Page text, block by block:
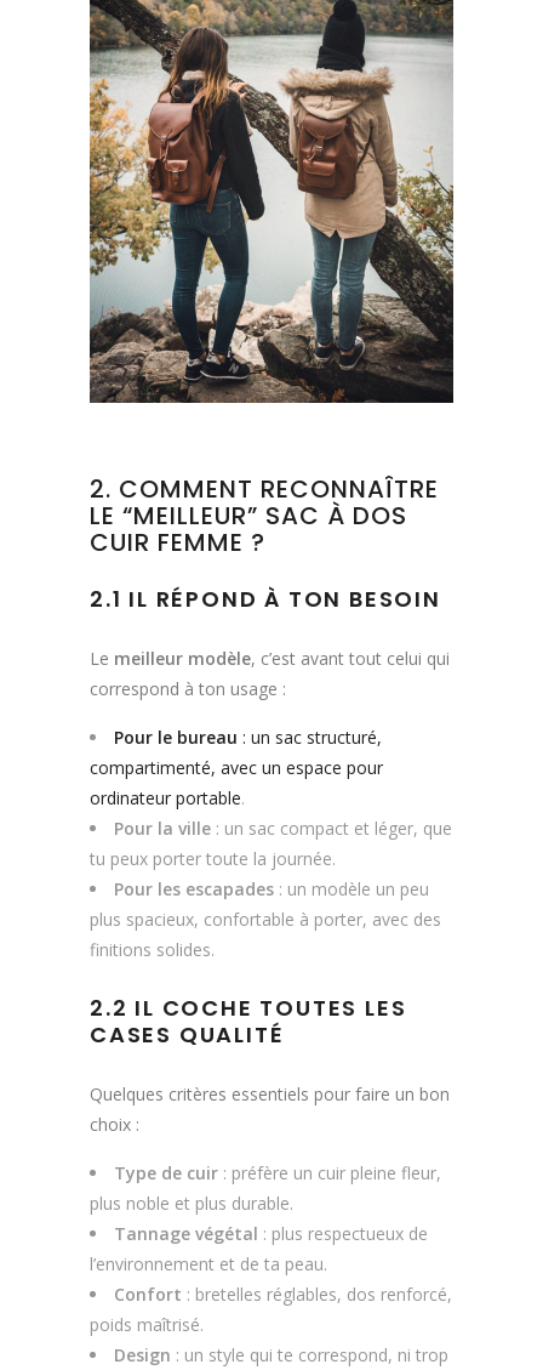
2. COMMENT RECONNAÎTRE
LE “MEILLEUR” SAC À DOS
CUIR FEMME ?
2.1 IL RÉPOND À TON BESOIN
Le meilleur modèle, c’est avant tout celui qui
correspond à ton usage :
Pour le bureau : un sac structuré,
compartimenté, avec un espace pour
ordinateur portable.
Pour la ville : un sac compact et léger, que
tu peux porter toute la journée.
Pour les escapades : un modèle un peu
plus spacieux, confortable à porter, avec des
finitions solides.
2.2 IL COCHE TOUTES LES
CASES QUALITÉ
Quelques critères essentiels pour faire un bon
choix :
Type de cuir : préfère un cuir pleine fleur,
plus noble et plus durable.
Tannage végétal : plus respectueux de
l’environnement et de ta peau.
Confort : bretelles réglables, dos renforcé,
poids maîtrisé.
Design : un style qui te correspond, ni trop